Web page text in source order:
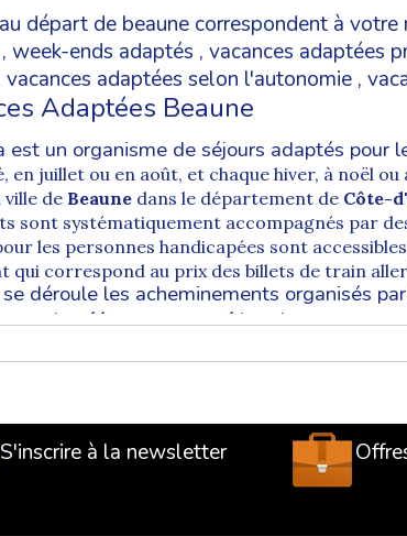
départ de beaune correspondent à votre
week-ends adaptés , vacances adaptées
vacances adaptées selon l'autonomie ,
Adaptées Beaune
est un organisme de séjours adaptés
en juillet ou en août, et chaque hiver, à noël
ville de Beaune dans le département de Côte-
sont systématiquement accompagnés par
les personnes handicapées sont
qui correspond au prix des billets de train
déroule les acheminements organisés
, ses vignobles, son centre historique, ses
des personnes en situation de
lesVacances Adaptées Organisées au départ
des adultes en situation de handicap partant
S'inscrire à la newsletter